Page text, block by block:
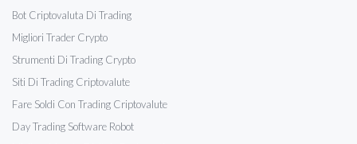
Bot Criptovaluta Di Trading
Migliori Trader Crypto
Strumenti Di Trading Crypto
Siti Di Trading Criptovalute
Fare Soldi Con Trading Criptovalute
Day Trading Software Robot